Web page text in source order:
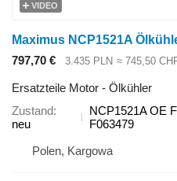
VIDEO
797,70 € 3.435 PLN ≈ 745,50
Ersatzteile Motor - Ölkühler
Zustand
neu
NCP1521A OE
F063479
Polen, Kargowa